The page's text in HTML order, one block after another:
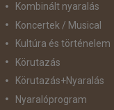
Kombinált nyaralás
Koncertek / Musical
Kultúra és történelem
Körutazás
Körutazás+Nyaralás
Nyaralóprogram